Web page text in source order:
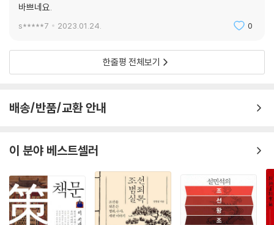
바쁘네요.
s*****7 2023.01.24. 0
한줄평 전체보기
배송/반품/교환 안내
이 분야 베스트셀러